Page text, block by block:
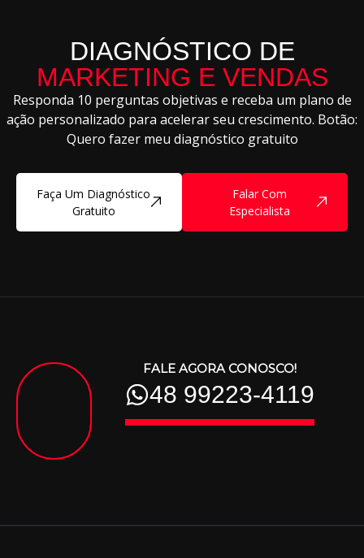
DIAGNÓSTICO DE
MARKETING E VENDAS
Responda 10 perguntas objetivas e receba um plano de
ação personalizado para acelerar seu crescimento. Botão:
Quero fazer meu diagnóstico gratuito
Faça Um Diagnóstico
Gratuito
Falar Com
Especialista
FALE AGORA CONOSCO!
48 99223-4119